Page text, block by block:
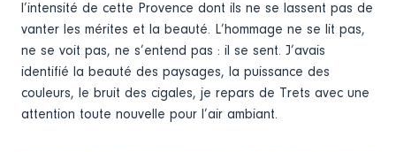
l’intensité de cette Provence dont ils ne se lassent pas de
vanter les mérites et la beauté. L’hommage ne se lit pas,
ne se voit pas, ne s’entend pas : il se sent. J’avais
identifié la beauté des paysages, la puissance des
couleurs, le bruit des cigales, je repars de Trets avec une
attention toute nouvelle pour l’air ambiant.